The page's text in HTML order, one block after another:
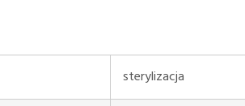
sterylizacja